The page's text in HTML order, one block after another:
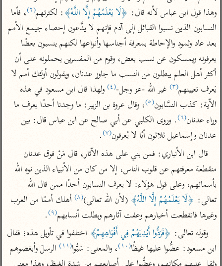
تفسير ابن كثير
تفسير القرطبي
تفسير البغوي
جمع الأقوال
تفسير ابن الجوزي
تفسير الماوردي
تفسير ابن القيم
تفسير ابن تيمية
عامّة
تفسير السمعاني
تفسير مكّي
محاسن التأويل
فتح القدير للشوكاني
تفسير ابن جزي
موسوعات
تفسير الآلوسي
تفسير الرازي
أخرى
أضواء البيان
نظم الدرر للبقاعي
لغة وبلاغة
التحرير والتنوير
المحرر الوجيز لابن
عطية
البحر المحيط لأبي
المختصر في
التفسير
تفسير السعدي
أيسر التفاسير
القرآن – تدبر وعمل
تفسير ابن عثيمين
مركَّزة العبارة
جامع البيان للإيجي
تفسير البيضاوي
تفسير النسفي
الوجيز للواحدي
تفسير ابن أبي زمنين
آثار
وهذا قول ابن عباس لأنه قال: ﴿لَا يَعْلَمُهُمْ إِلَّا اللَّهُ﴾: لكثرتهم(٢)
يَعرف تعيينهم(٣) غير الله -عز وجل-(٤)
الآية: كذب النسَّابون(٥)
وراء عدنان(٦)
عدنان وإسماعيل ثلاثون أبًا لا يُعرفون(٧) .
تعالى: ﴿لَا يَعْلَمُهُمْ إِلَّا اللَّهُ﴾ (لأن الله تعالى)(٨)
وغيرها فانقطعت أخبارهم وعفت آثارهم وبطلت أنسابهم(٩) .
وقوله تعالى: ﴿فَرَدُّوا أَيْدِيَهُمْ فِي أَفْوَاهِهِمْ﴾
ابن مسعود: عضُّوا عليها غيظًا(١٠) ، والمعنى: سَبُّوا(١١)